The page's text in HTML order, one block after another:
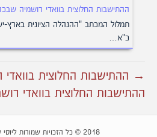
ההתישבות החלוצית בוואדי רושמיה שבכרמל
תמלול המכתב "ההנהלה הציונית
כ"א…
→ ההתישבות החלוצית בוואדי
ההתישבות החלוצית בוואדי
2018 © כל הזכויות שמורות ליוסי עופר "גולה ותקומה"